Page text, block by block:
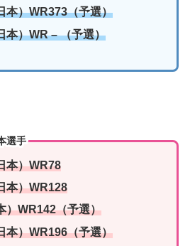
）WR373（予選）
）WR – （予選）
選手
）WR78
）WR128
WR142（予選）
）WR196（予選）